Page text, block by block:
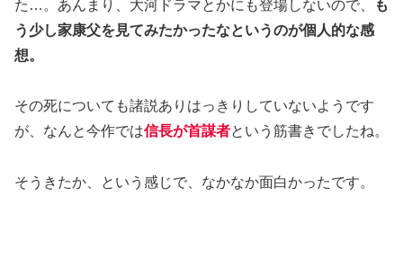
た…。あんまり、大河ドラマとかにも登場しないので、
も
う少し家康父を見てみたかったなというのが個人的な感
想。
その死についても諸説ありはっきりしていないようです
が、なんと今作では信長が首謀者という筋書きでしたね。
そうきたか、という感じで、なかなか面白かったです。